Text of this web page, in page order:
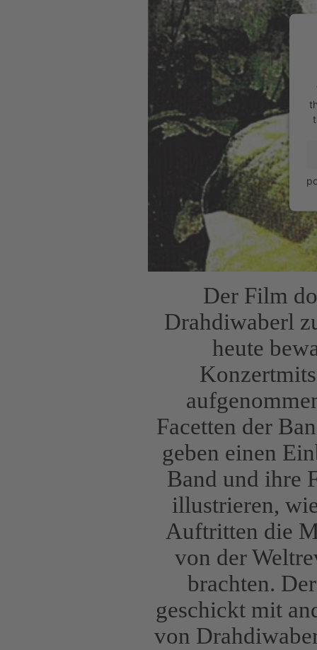
Der Film
Drahdiwaberl
heute
Facetten der
geben einen
Band und ihre
illustrieren,
Auftritten die
von der
brachten.
geschickt mit
von